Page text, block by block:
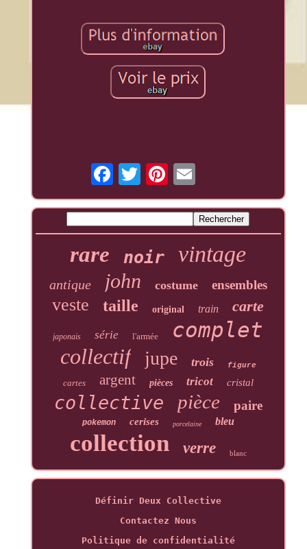
rare noir vintage
antique john costume ensembles
veste taille original train carte
japonais série l'armée
complet
collectif
jupe trois figure
cartes argent pièces tricot cristal
collective pièce paire
pokemon cerises porcelaine bleu
collection verre blanc
Définir Deux Collective
Contactez Nous
Politique de confidentialité